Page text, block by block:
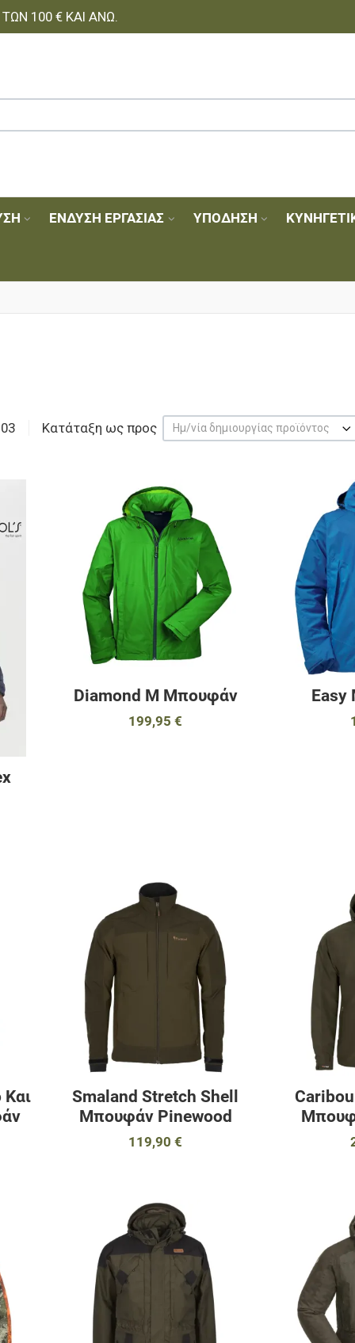
100 € ΚΑΙ ΆΝΩ.
ΈΝΔΥΣΗ ΕΡΓΑΣΊΑΣ ΥΠΌΔΗΣΗ
Κατάταξη ως προς Ημ/νία δημιουργίας προϊόντος
Προσθήκη στα αγαπημένα
Προσθήκη για σύγκριση
Γρήγορη ματιά
Προσθήκη στα
Προσθήκη για
Γρήγορη ματιά
Diamond M Μπουφάν
199,95 €
Προσθήκη στα αγαπημένα
Προσθήκη για σύγκριση
Γρήγορη ματιά
Προσθήκη στα
Προσθήκη για
Γρήγορη ματιά
Smaland Stretch Shell
Μπουφάν Pinewood
119,90 €
Προσθήκη στα αγαπημένα
Προσθήκη για σύγκριση
Γρήγορη ματιά
Προσθήκη στα
Προσθήκη για
Γρήγορη ματιά